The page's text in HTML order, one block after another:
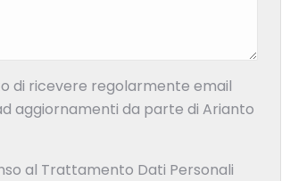
di ricevere regolarmente email
aggiornamenti da parte di Arianto
al Trattamento Dati Personali